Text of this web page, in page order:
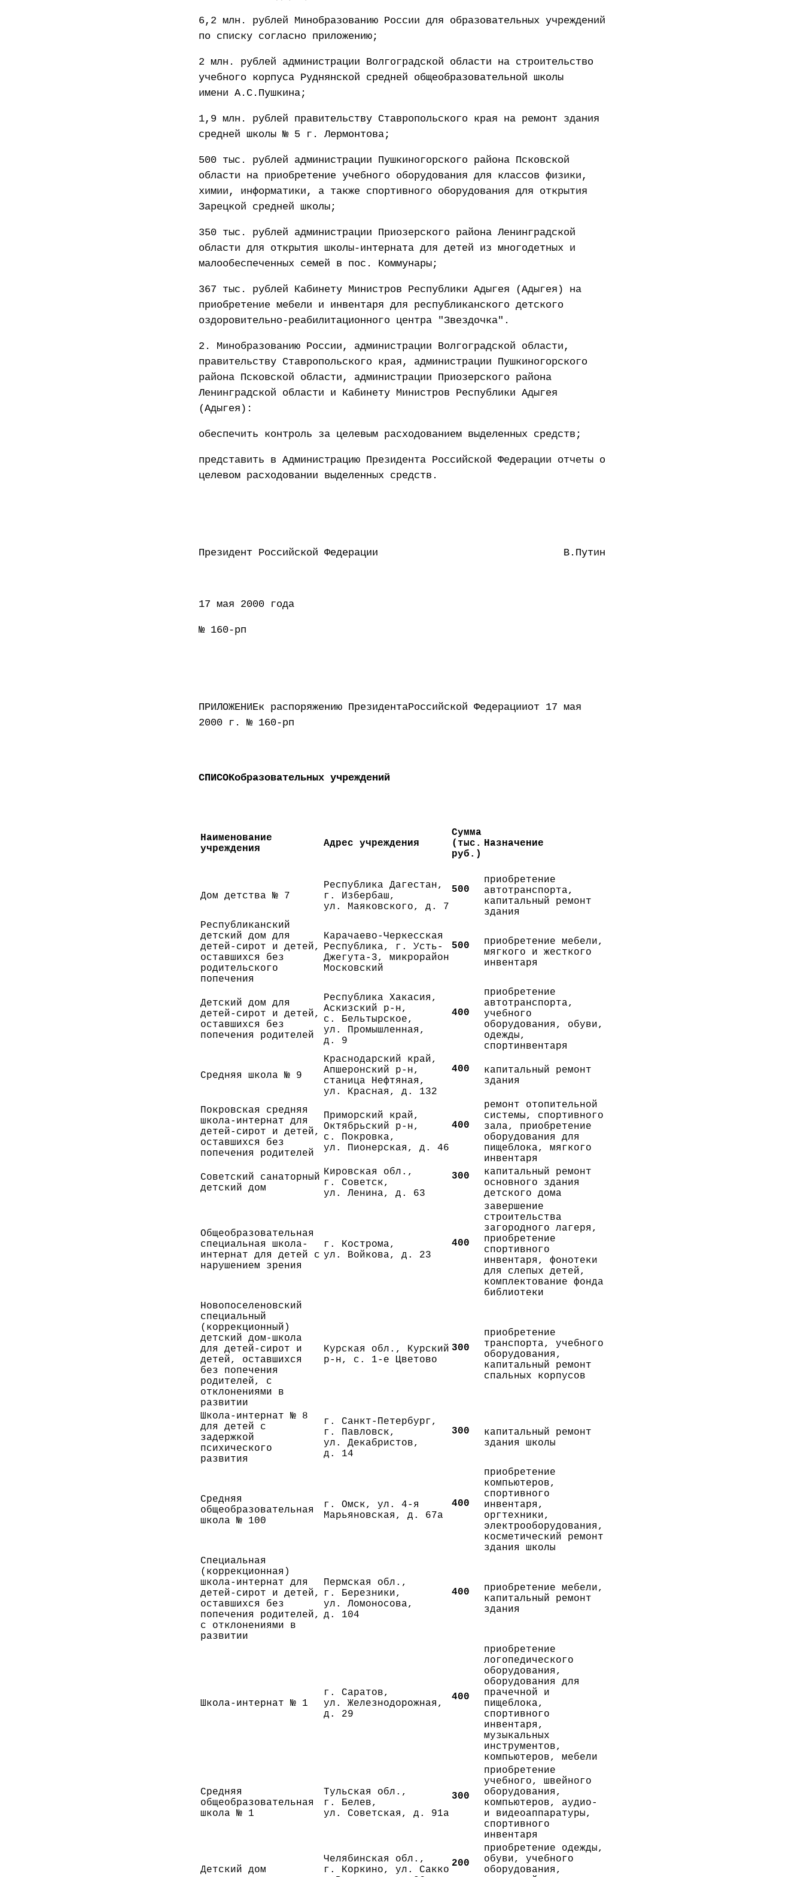
6,2 млн. рублей Минобразованию России для образовательных учреждений
по списку согласно приложению;
2 млн. рублей администрации Волгоградской области на строительство
учебного корпуса Руднянской средней общеобразовательной школы
имени А.С.Пушкина;
1,9 млн. рублей правительству Ставропольского края на ремонт здания
средней школы № 5 г. Лермонтова;
500 тыс. рублей администрации Пушкиногорского района Псковской
области на приобретение учебного оборудования для классов физики,
химии, информатики, а также спортивного оборудования для открытия
Зарецкой средней школы;
350 тыс. рублей администрации Приозерского района Ленинградской
области для открытия школы-интерната для детей из многодетных и
малообеспеченных семей в пос. Коммунары;
367 тыс. рублей Кабинету Министров Республики Адыгея (Адыгея) на
приобретение мебели и инвентаря для республиканского детского
оздоровительно-реабилитационного центра "Звездочка".
2. Минобразованию России, администрации Волгоградской области,
правительству Ставропольского края, администрации Пушкиногорского
района Псковской области, администрации Приозерского района
Ленинградской области и Кабинету Министров Республики Адыгея
(Адыгея):
обеспечить контроль за целевым расходованием выделенных средств;
представить в Администрацию Президента Российской Федерации отчеты о
целевом расходовании выделенных средств.
Президент Российской Федерации В.Путин
17 мая 2000 года
№ 160-рп
ПРИЛОЖЕНИЕк распоряжению ПрезидентаРоссийской Федерацииот 17 мая
2000 г. № 160-рп
СПИСОКобразовательных учреждений
Наименование
учреждения
Адрес учреждения
Сумма
(тыс.
руб.)
Назначение
Дом детства № 7
Республика Дагестан,
г. Избербаш,
ул. Маяковского, д. 7
500
приобретение
автотранспорта,
капитальный ремонт
здания
Республиканский
детский дом для
детей-сирот и детей,
оставшихся без
родительского
попечения
Карачаево-Черкесская
Республика, г. Усть-
Джегута-3, микрорайон
Московский
500
приобретение мебели,
мягкого и жесткого
инвентаря
Детский дом для
детей-сирот и детей,
оставшихся без
попечения родителей
Республика Хакасия,
Аскизский р-н,
с. Бельтырское,
ул. Промышленная,
д. 9
400
приобретение
автотранспорта,
учебного
оборудования, обуви,
одежды,
спортинвентаря
Средняя школа № 9
Краснодарский край,
Апшеронский р-н,
станица Нефтяная,
ул. Красная, д. 132
400
капитальный ремонт
здания
Покровская средняя
школа-интернат для
детей-сирот и детей,
оставшихся без
попечения родителей
Приморский край,
Октябрьский р-н,
с. Покровка,
ул. Пионерская, д. 46
400
ремонт отопительной
системы, спортивного
зала, приобретение
оборудования для
пищеблока, мягкого
инвентаря
Советский санаторный
детский дом
Кировская обл.,
г. Советск,
ул. Ленина, д. 63
300
капитальный ремонт
основного здания
детского дома
Общеобразовательная
специальная школа-
интернат для детей с
нарушением зрения
г. Кострома,
ул. Войкова, д. 23
400
завершение
строительства
загородного лагеря,
приобретение
спортивного
инвентаря, фонотеки
для слепых детей,
комплектование фонда
библиотеки
Новопоселеновский
специальный
(коррекционный)
детский дом-школа
для детей-сирот и
детей, оставшихся
без попечения
родителей, с
отклонениями в
развитии
Курская обл., Курский
р-н, с. 1-е Цветово
300
приобретение
транспорта, учебного
оборудования,
капитальный ремонт
спальных корпусов
Школа-интернат № 8
для детей с
задержкой
психического
развития
г. Санкт-Петербург,
г. Павловск,
ул. Декабристов,
д. 14
300
капитальный ремонт
здания школы
Средняя
общеобразовательная
школа № 100
г. Омск, ул. 4-я
Марьяновская, д. 67а
400
приобретение
компьютеров,
спортивного
инвентаря,
оргтехники,
электрооборудования,
косметический ремонт
здания школы
Специальная
(коррекционная)
школа-интернат для
детей-сирот и детей,
оставшихся без
попечения родителей,
с отклонениями в
развитии
Пермская обл.,
г. Березники,
ул. Ломоносова,
д. 104
400
приобретение мебели,
капитальный ремонт
здания
Школа-интернат № 1
г. Саратов,
ул. Железнодорожная,
д. 29
400
приобретение
логопедического
оборудования,
оборудования для
прачечной и
пищеблока,
спортивного
инвентаря,
музыкальных
инструментов,
компьютеров, мебели
Средняя
общеобразовательная
школа № 1
Тульская обл.,
г. Белев,
ул. Советская, д. 91а
300
приобретение
учебного, швейного
оборудования,
компьютеров, аудио-
и видеоаппаратуры,
спортивного
инвентаря
Детский дом
Челябинская обл.,
г. Коркино, ул. Сакко
200
приобретение одежды,
обуви, учебного
оборудования,